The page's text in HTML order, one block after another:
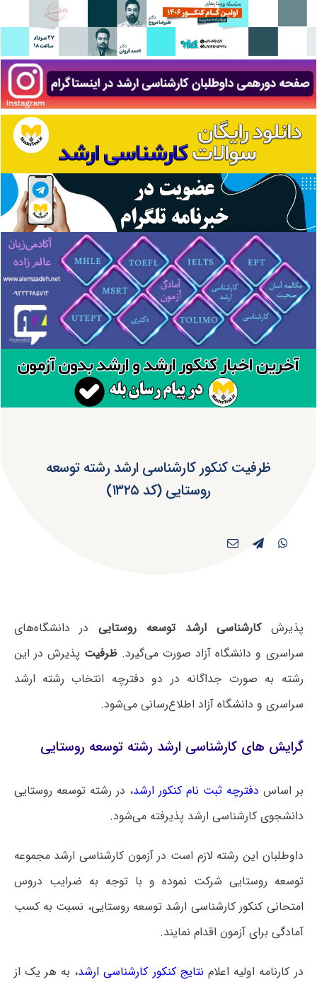
ظرفیت کنکور کارشناسی ارشد رشته توسعه
روستایی (کد ۱۳۲۵)
پذیرشکارشناسی ارشد توسعه روستاییدر دانشگاه‌های
سراسری و دانشگاه آزاد صورت می‌گیرد.ظرفیت پذیرش در این
رشته به صورت جداگانه در دو دفترچه انتخاب رشته ارشد
سراسری و دانشگاه آزاد اطلاع‌رسانی می‌شود.
گرایش های کارشناسی ارشد رشته توسعه روستایی
بر اساس دفترچه ثبت نام کنکور ارشد، در رشته توسعه روستایی
دانشجوی کارشناسی ارشد پذیرفته می‌شود.
داوطلبان این رشته لازم است در آزمون کارشناسی ارشد مجموعه
توسعه روستایی شرکت نموده و با توجه به ضرایب دروس
امتحانی کنکور کارشناسی ارشد توسعه روستایی، نسبت به کسب
آمادگی برای آزمون اقدام نمایند.
در کارنامه اولیه اعلام نتایج کنکور کارشناسی ارشد، به هر یک از